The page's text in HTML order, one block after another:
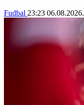
Fudbal 23:23 06.08.2026.